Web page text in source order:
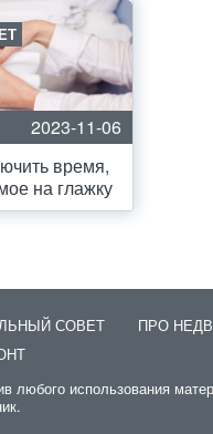
2023-11-06
время,
на глажку
СОВЕТ ПРО
использования